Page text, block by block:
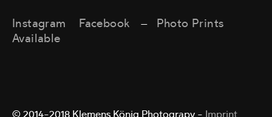
Instagram Facebook —
Photo Prints
Available
© 2014–2018 Klemens König Photograpy – Imprint